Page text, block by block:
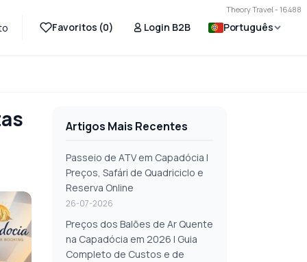
Theory Travel - 16488
Favoritos (0) Login B2B Português
Artigos Mais Recentes
Passeio de ATV em Capadócia |
Preços, Safári de Quadriciclo e
Reserva Online
26-07-2026
Preços dos Balões de Ar Quente
na Capadócia em 2026 | Guia
Completo de Custos e de